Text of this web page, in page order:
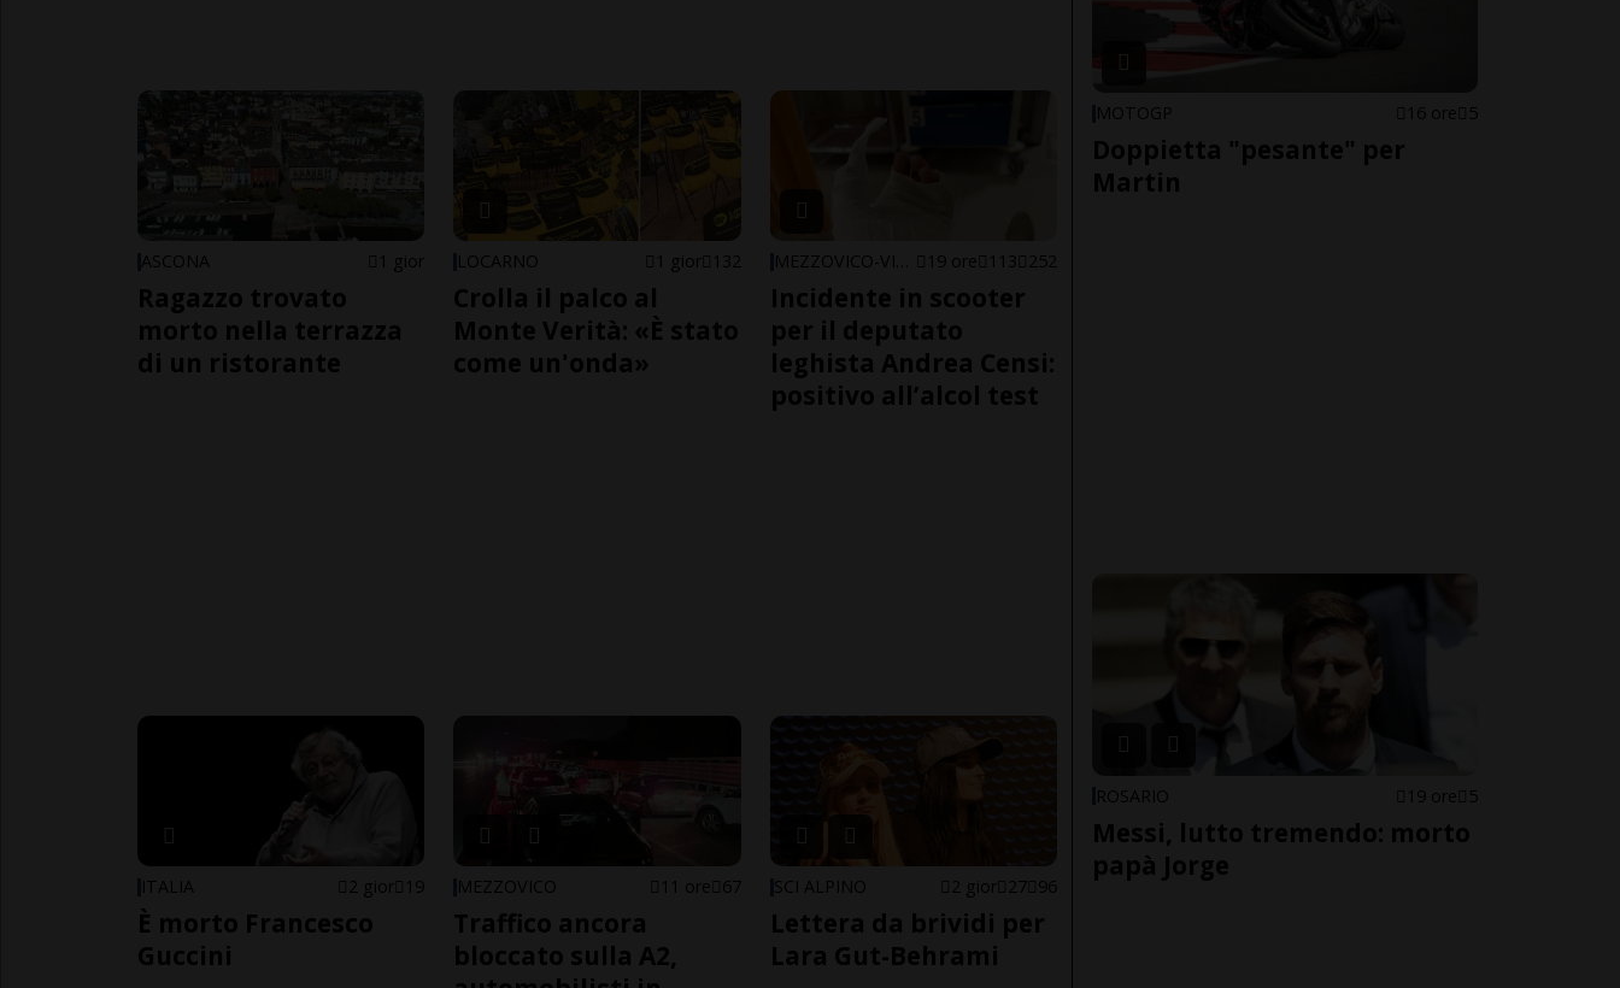
ASCONA 1 gior
Ragazzo trovato
morto nella terrazza
di un ristorante
LOCARNO 1 gior 132
Crolla il palco al
Monte Verità: «È stato
come un'onda»
19 ore 113 252
Incidente in scooter
per il deputato
leghista Andrea Censi:
positivo all’alcol test
ITALIA 2 gior 19
È morto Francesco
Guccini
MEZZOVICO 11 ore 67
Traffico ancora
bloccato sulla A2,
SCI ALPINO 2 gior 27 96
Lettera da brividi per
Lara Gut-Behrami
MOTOGP 16 ore 5
Doppietta "pesante" per
Martin
ROSARIO 19 ore 5
Messi, lutto tremendo: morto
papà Jorge